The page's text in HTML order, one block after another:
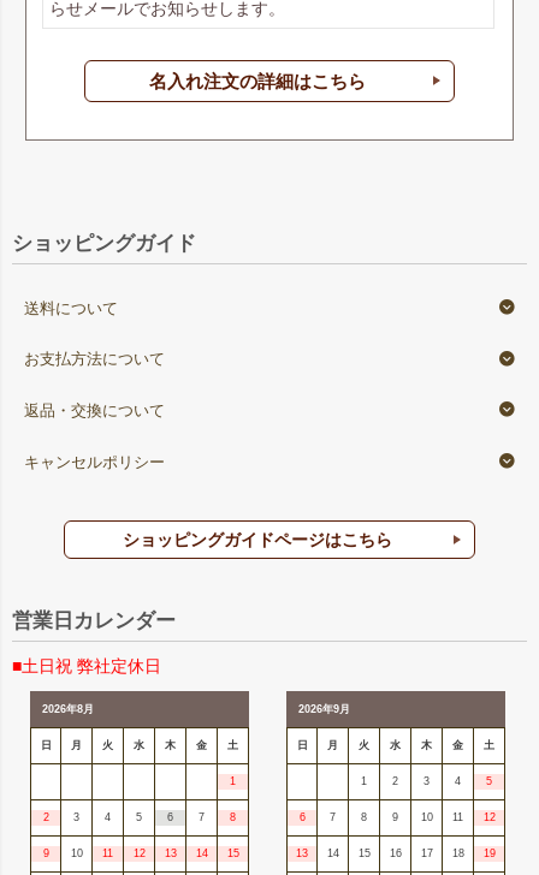
らせメールでお知らせします。
名入れ注文の詳細はこちら
ショッピングガイド
送料について
お支払方法について
返品・交換について
キャンセルポリシー
ショッピングガイドページはこちら
営業日カレンダー
■土日祝 弊社定休日
2026年8月
日 月 火 水 木 金 土
1
2 3 4 5 6 7 8
9 10 11 12 13 14 15
2026年9月
日 月 火 水 木 金 土
1 2 3 4 5
6 7 8 9 10 11 12
13 14 15 16 17 18 19